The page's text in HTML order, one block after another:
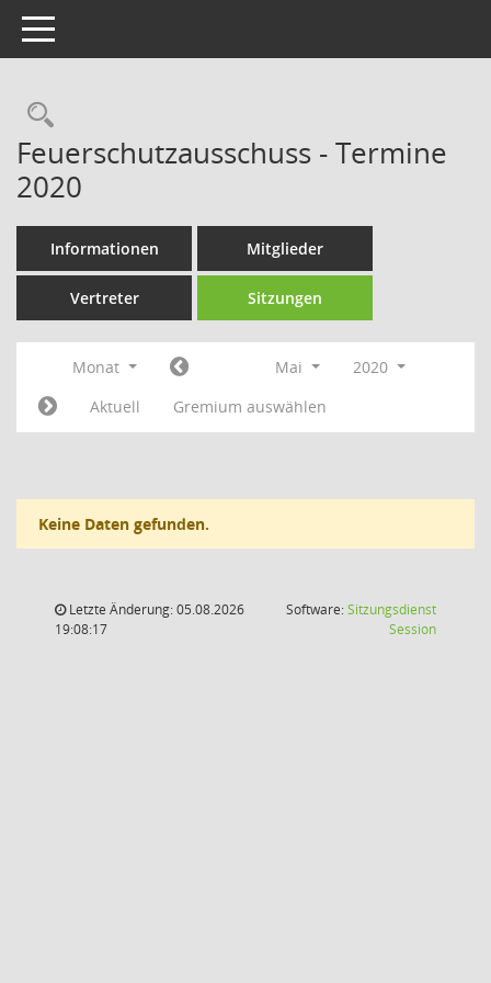
Toggle navigation
Rechercheauswahl
Feuerschutzausschuss - Termine
2020
Informationen Mitglieder
Vertreter Sitzungen
Monat Mai
2020
Aktuell
Gremium auswählen
Keine Daten gefunden.
Letzte Änderung: 05.08.2026
19:08:17
Software:Sitzungsdienst
Session(Wird in